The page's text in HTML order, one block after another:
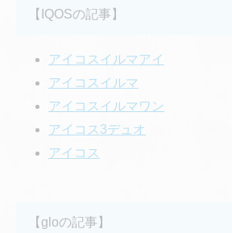
【IQOSの記事】
アイコスイルマアイ
アイコスイルマ
アイコスイルマワン
アイコス3デュオ
アイコス
【gloの記事】